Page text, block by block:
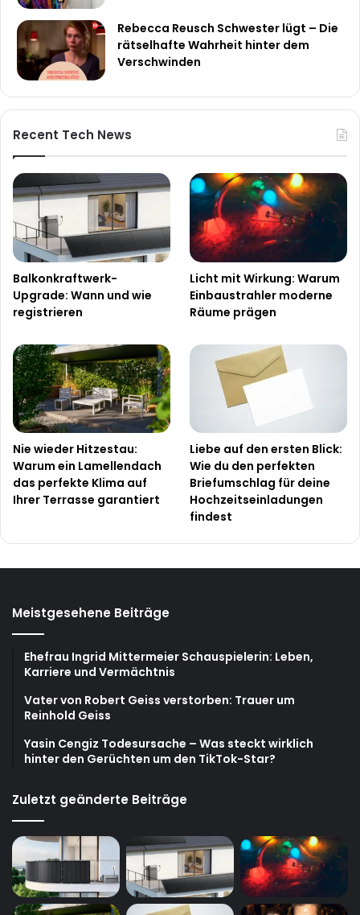
Rebecca Reusch Schwester lügt – Die
rätselhafte Wahrheit hinter dem
Verschwinden
Recent Tech News
Balkonkraftwerk-
Upgrade: Wann und wie
registrieren
Licht mit Wirkung: Warum
Einbaustrahler moderne
Räume prägen
Nie wieder Hitzestau:
Warum ein Lamellendach
das perfekte Klima auf
Ihrer Terrasse garantiert
Liebe auf den ersten Blick:
Wie du den perfekten
Briefumschlag für deine
Hochzeitseinladungen
findest
Meistgesehene Beiträge
Ehefrau Ingrid Mittermeier Schauspielerin: Leben,
Karriere und Vermächtnis
Vater von Robert Geiss verstorben: Trauer um
Reinhold Geiss
Yasin Cengiz Todesursache – Was steckt wirklich
hinter den Gerüchten um den TikTok-Star?
Zuletzt geänderte Beiträge